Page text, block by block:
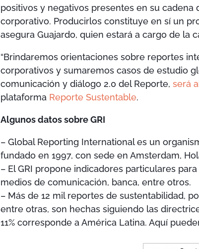
positivos y negativos presentes en su
corporativo. Producirlos constituye en sí un
asegura Guajardo, quien estará a cargo de la
“Brindaremos orientaciones sobre reportes
corporativos y sumaremos casos de estudio
comunicación y diálogo 2.0 del Reporte,será
plataforma Reporte Sustentable.
Algunos datos sobre GRI
– Global Reporting International es un
fundado en 1997, con sede en Amsterdam,
– El GRI propone indicadores particulares
medios de comunicación, banca, entre otros.
– Más de 12 mil reportes de sustentabilidad,
entre otras, son hechas siguiendo las
11% corresponde a América Latina. Aquí